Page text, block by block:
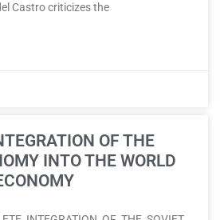
Castro criticizes the
OF THE
INTO THE WORLD